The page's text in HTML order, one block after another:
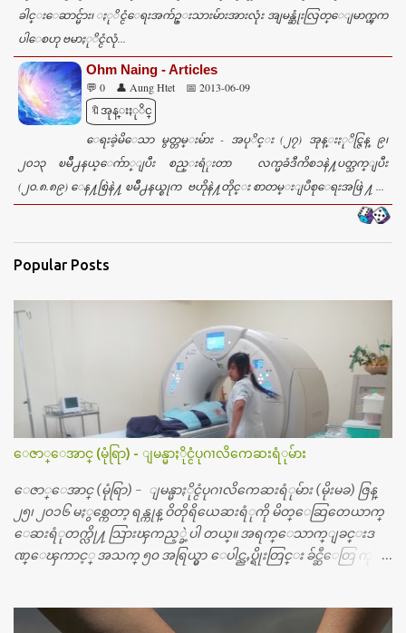
ခါင္းေဆာင္မ်ား၊ ႏုိင္ငံေရးအက်ဥ္းသားမ်ားအားလုံး အျမန္ဆုံးလြတ္ေျမာက္ၾက
ပါေစဟု ဗမာႏုိင္ငံလုံ...
Ohm Naing - Articles
💬 0 👤 Aung Htet
📅 2013-06-09
🔖အုန္းႏုိင္
ေရးခဲ့မိေသာ မွတ္တမ္းမ်ား - အပုိင္း (၂၇) အုန္းႏုိင္ဇြန္ ၉၊
၂၀၁၃ ၿမိဳ႕နယ္ေက်ာ္ျပီး စည္းရံုးတာ လက္မခံဒီကိစၥနဲ႔ပတ္သက္ျပီး
(၂၀.၈.၈၉) ေန႔စြဲနဲ႔ ၿမိဳ႕နယ္စုက ဗဟိုနဲ႔တိုင္း စာတမ္းျပဳစုေရးအဖြဲ ႔ ...
Popular Posts
ေဇာ္ေအာင္ (မုံရြာ) - ျမန္မာႏိုင္ငံပုဂၢလိကေဆးရံုမ်ား
ေဇာ္ေအာင္ (မုံရြာ) - ျမန္မာႏိုင္ငံပုဂၢလိကေဆးရံုမ်ား (မိုးမခ) ဇြန္
၂၅၊ ၂၀၁၆ မႏွစ္ကေတာ့ ရန္ကုန္ ဝိတိုရိယေဆးရံုကို မိတ္ေဆြတေယာက္
ေဆးရံုတက္လို႔ သြားၾကည့္ခဲ့ပါ တယ္။ အရက္ေသာက္ျခင္းဒ
ဏ္ေၾကာင့္ အသက္ ၅၀ အရြယ္မွာ ေပါင္ညႇပ္ရိုးတြင္း ခ်င္ဆီေတြ ကုန္ခ
စၿပီး၊ အာရွေတာ္ဝင္ခြဲစိတ္ခန္းကို ငွားရမ္းခြဲစိတ္ အရိုးအစားထိုးကုပါတ